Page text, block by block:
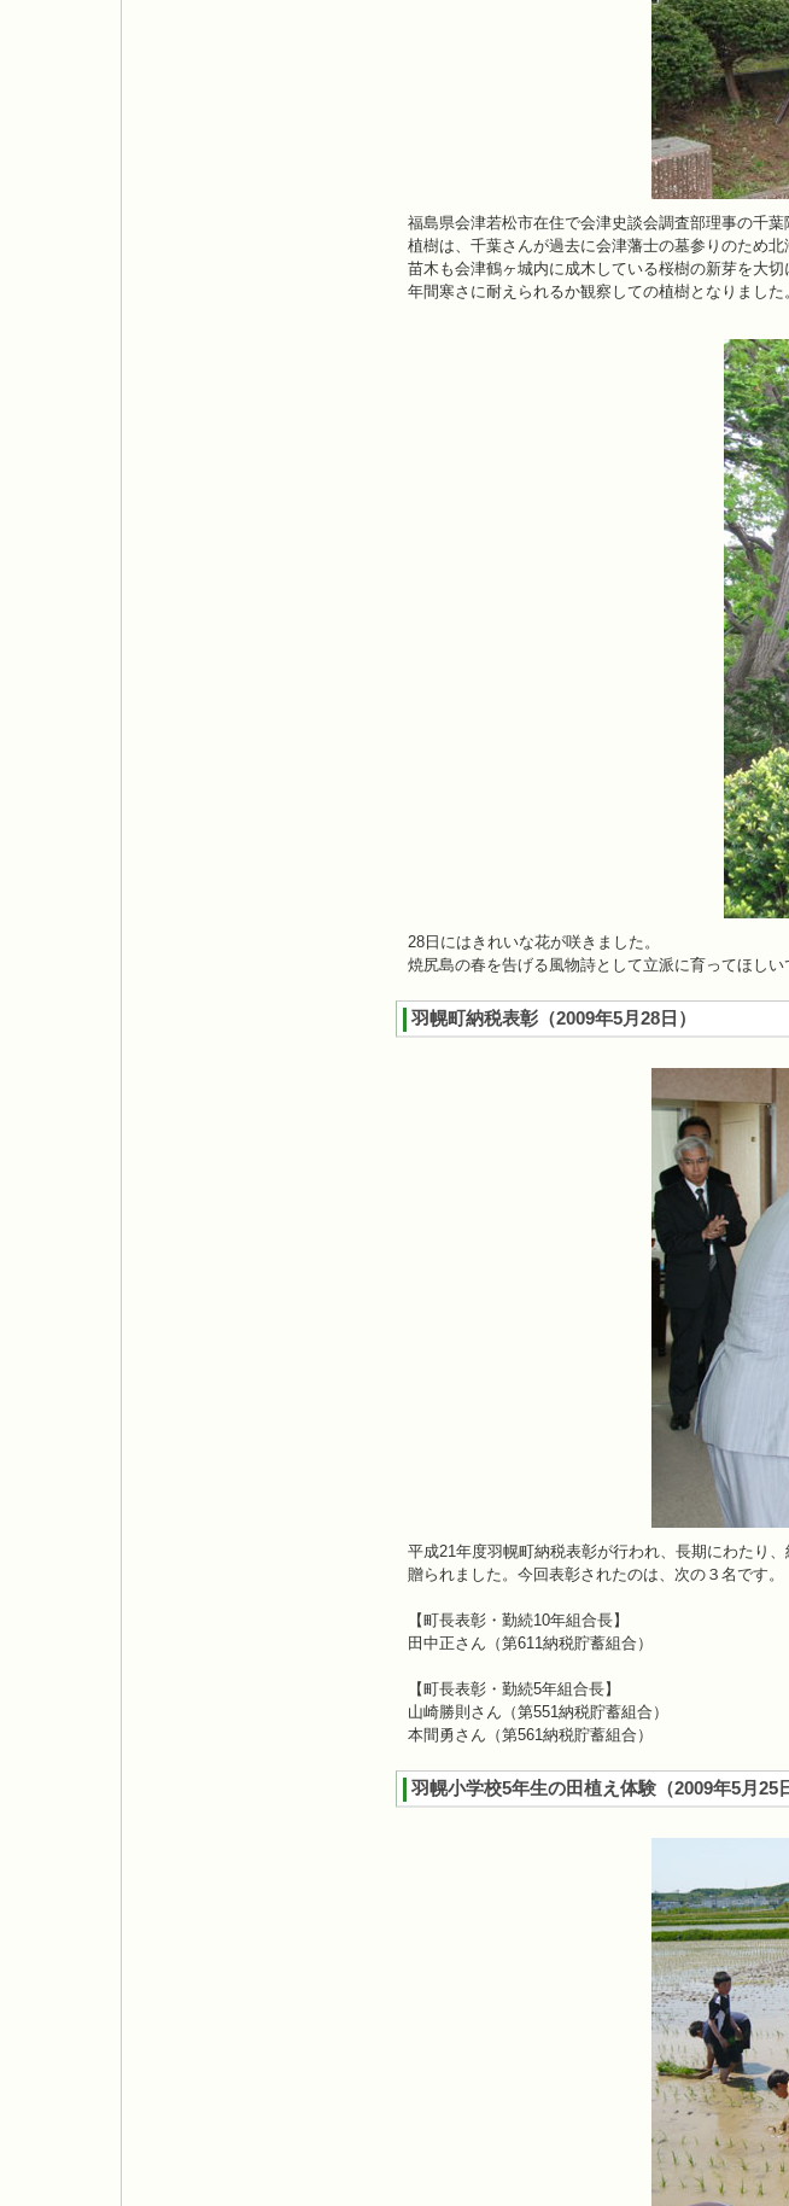
福島県会津若松市在住で会津史談会調査部理事の千
植樹は、千葉さんが過去に会津藩士の墓参りのため
苗木も会津鶴ヶ城内に成木している桜樹の新芽を大
年間寒さに耐えられるか観察しての植樹となりました
28日にはきれいな花が咲きました。
焼尻島の春を告げる風物詩として立派に育ってほしい
羽幌町納税表彰（2009年5月28日 ）
平成21年度羽幌町納税表彰が行われ、長期にわたり
贈られました。今回表彰されたのは、次の３名です。
【町長表彰・勤続10年組合長】
田中正さん（第611納税貯蓄組合）
【町長表彰・勤続5年組合長】
山崎勝則さん（第551納税貯蓄組合）
本間勇さん（第561納税貯蓄組合）
羽幌小学校5年生の田植え体験（2009年5月25